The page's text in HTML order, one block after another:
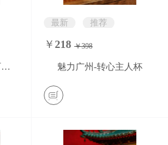
礼好广东 古琴礼盒（可定制）
最新 推荐
￥ 218 ￥398
条评价
魅力广州-转心主人杯